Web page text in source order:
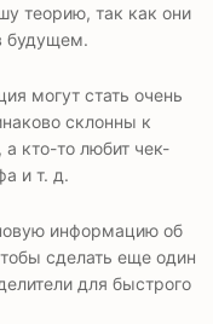
теорию, так как они
будущем.
могут стать очень
склонны к
кто-то любит чек-
и т. д.
информацию об
сделать еще один
для быстрого